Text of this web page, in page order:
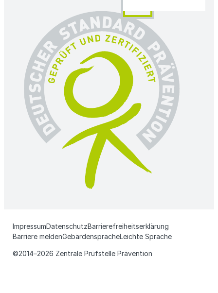
ImpressumDatenschutzBarrierefreiheitserklärung
Barriere meldenGebärdenspracheLeichte Sprache
©2014–2026 Zentrale Prüfstelle Prävention